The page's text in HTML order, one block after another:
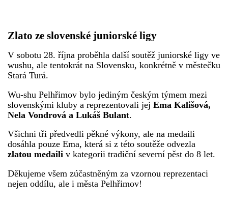
Zlato ze slovenské juniorské ligy
V sobotu 28. října proběhla další soutěž juniorské ligy ve
wushu, ale tentokrát na Slovensku, konkrétně v městečku
Stará Turá.
Wu-shu Pelhřimov bylo jediným českým týmem mezi
slovenskými kluby a reprezentovali jej Ema Kališová,
Nela Vondrová a Lukáš Bulant.
Všichni tři předvedli pěkné výkony, ale na medaili
dosáhla pouze Ema, která si z této soutěže odvezla
zlatou medaili v kategorii tradiční severní pěst do 8 let.
Děkujeme všem zúčastněným za vzornou reprezentaci
nejen oddílu, ale i města Pelhřimov!